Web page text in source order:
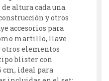
altura cada una.
y otros
accesorios para
martillo, llave
elementos
blister con
cm, ideal para